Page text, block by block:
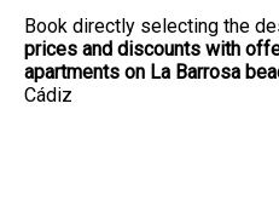
Book directly selecting the
prices and discounts with
apartments on La Barrosa
Cádiz